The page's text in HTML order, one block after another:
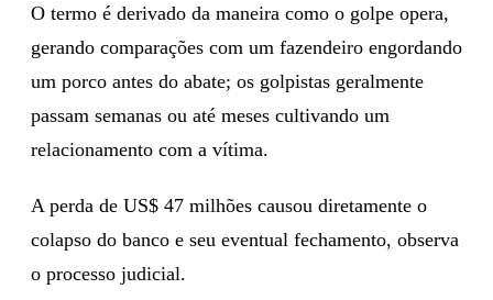
O termo é derivado da maneira como o golpe opera,
gerando comparações com um fazendeiro engordando
um porco antes do abate; os golpistas geralmente
passam semanas ou até meses cultivando um
relacionamento com a vítima.
A perda de US$ 47 milhões causou diretamente o
colapso do banco e seu eventual fechamento, observa
o processo judicial.